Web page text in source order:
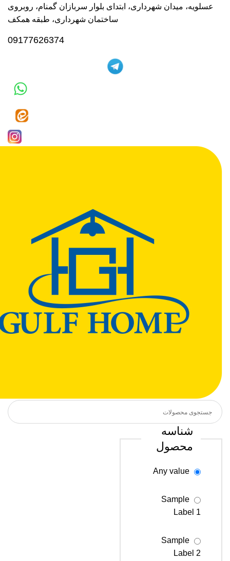
عسلویه، میدان شهرداری، ابتدای بلوار سربازان گمنام، روبروی
ساختمان شهرداری، طبقه همکف
09177626374
شناسه
محصول
Sample
Label 1
Sample
Label 2